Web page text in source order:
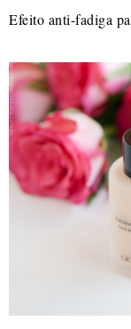
Efeito anti-fadiga